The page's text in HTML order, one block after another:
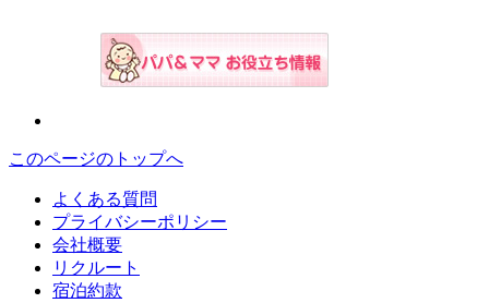
このページのトップへ
よくある質問
プライバシーポリシー
会社概要
リクルート
宿泊約款